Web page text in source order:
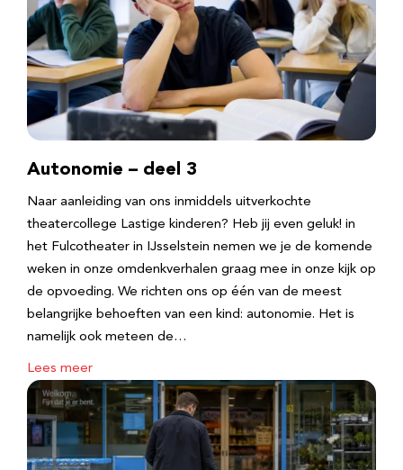
Autonomie – deel 3
Naar aanleiding van ons inmiddels uitverkochte
theatercollege Lastige kinderen? Heb jij even geluk! in
het Fulcotheater in IJsselstein nemen we je de komende
weken in onze omdenkverhalen graag mee in onze kijk op
de opvoeding. We richten ons op één van de meest
belangrijke behoeften van een kind: autonomie. Het is
namelijk ook meteen de…
Lees meer